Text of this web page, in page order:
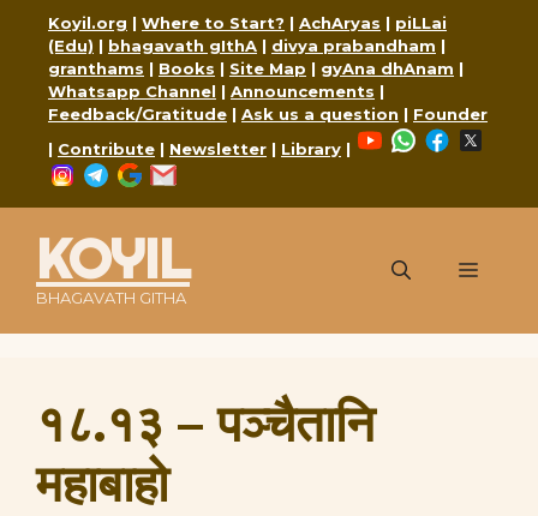
content
Koyil.org | Where to Start? | AchAryas | piLLai
(Edu) | bhagavath gIthA | divya prabandham |
granthams | Books | Site Map | gyAna dhAnam |
Whatsapp Channel | Announcements |
Feedback/Gratitude | Ask us a question | Founder
| Contribute | Newsletter | Library |
YouTubeWhatsApp
Facebook
Instagram
Telegram
Google
KOYIL
BHAGAVATH GITHA
Menu
१८.१३ – पञ्चैतानि
महाबाहो